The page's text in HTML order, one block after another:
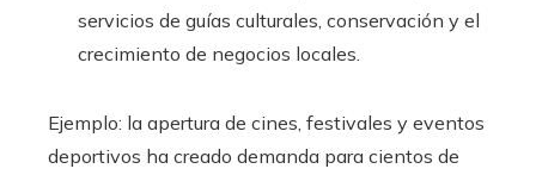
servicios de guías culturales, conservación y el
crecimiento de negocios locales.
Ejemplo: la apertura de cines, festivales y eventos
deportivos ha creado demanda para cientos de